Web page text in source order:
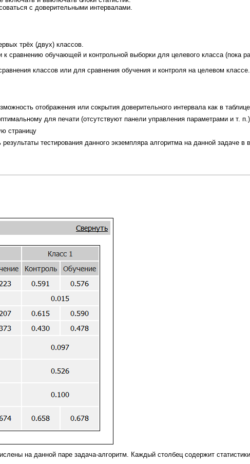
с доверительными интервалами.
трёх (двух) классов.
к сравнению обучающей и контрольной выборки для целевого класса (пока
классов или для сравнения обучения и контроля на целевом
отображения или сокрытия доверительного интервала как в
для печати (отсутствуют панели управления параметрами и т. п.)
страницу
результаты тестирования данного экземпляра алгоритма на данной задаче в
на данной паре задача-алгоритм. Каждый столбец содержит